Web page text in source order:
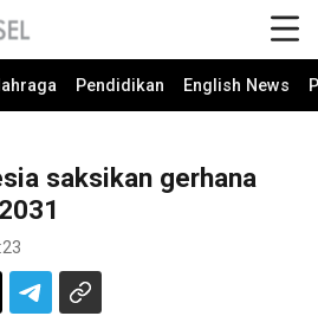
Pendidikan English News
saksikan gerhana